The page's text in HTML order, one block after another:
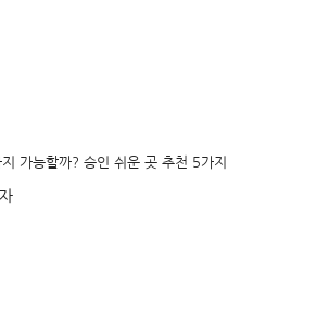
가능할까? 승인 쉬운 곳 추천 5가지